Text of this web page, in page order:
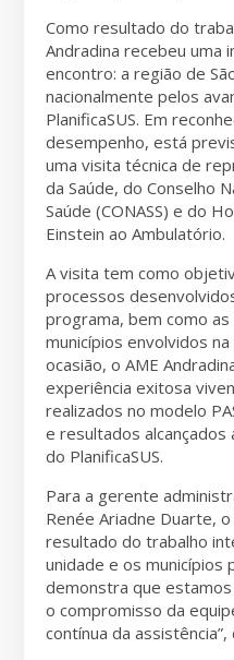
Como resultado do
Andradina recebeu uma
encontro: a região de
nacionalmente pelos
PlanificaSUS. Em
desempenho, está
uma visita técnica de
da Saúde, do Conselho
Saúde (CONASS) e do
Einstein ao Ambulatório.
A visita tem como
processos
programa, bem como
municípios envolvidos
ocasião, o AME
experiência exitosa
realizados no modelo
e resultados
do PlanificaSUS.
Para a gerente
Renée Ariadne Duarte,
resultado do trabalho
unidade e os municípios
demonstra que
o compromisso da
contínua da assistência”,